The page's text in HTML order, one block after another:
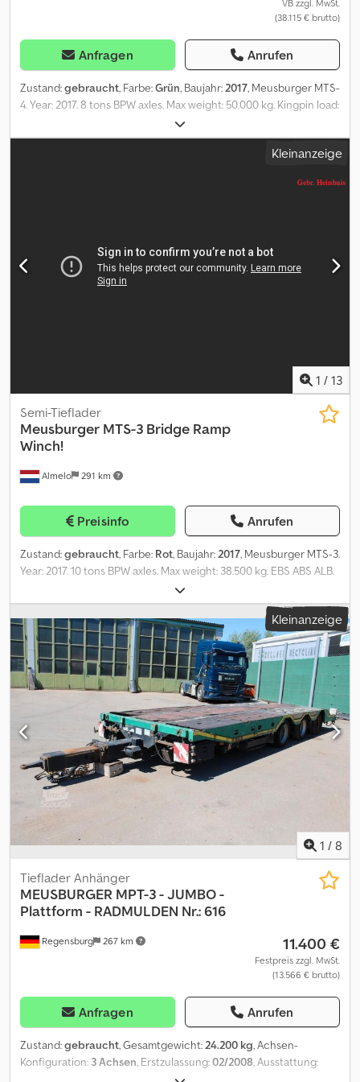
VB zzgl. MwSt.
(38.115 € brutto)
Anfragen Anrufen
Zustand:gebraucht, Farbe:Grün, Baujahr:2017, Meusburger MTS-
4. Year: 2017. 8 tons BPW axles. Max weight: 50.000 kg. Kingpin load:
18.000 kg. 4 meter extandable. EBS ABS ALB. Twistlocks.
Airsuspensions. 3th and 4th axles steering axles (nachlaufachsen).
Zink coated. Dimmensions: l: 3950 mm. W: 2550 mm. Dcsdpszn
mm. W: 2550 mm. H: 800 mm. Tyres: 205/65R17,5 70%. Mega -
negotiations preceding them. By any form of response you
accept the applicability of the General Terms and Conditions of
Heinhuis and you declare that you have taken note of these
Kleinanzeige
1 / 13
Almelo 291 km
Semi-Tieflader
Meusburger MTS-3 Bridge Ramp
Winch!
Preisinfo Anrufen
Zustand:gebraucht, Farbe: Rot, Baujahr:2017, Meusburger MTS-3.
Year: 2017. 10 tons BPW axles. Max weight: 38.500 kg. EBS ABS ALB.
Hydraulic from trailer works on NATO. Slitted floor. Hydraulic
bridge from floor - neck: - Lenght: 3450 mm. Winch. Hydr.
extandable Ramp. Airsuspension. 3th axle steering axle (nachlauf
gelenkt). Dimmensions: Neck: L: 3370 mm. W: 2550 mm. H: 1300 mm.
Kingpin height: 1150 mm. Floor: L: 7100 + 2750 mm. W: 2550 mm.
Dcjdpfxjzn Ng Hs Afdok H: 900 mm. Tyres: 235/75R17,5 50%.
German Trailer! ID NR: 528. The General Terms and Conditions of
Heinhuis are applicable to all adverts, offers and quotations by
Heinhuis, all agreements entered into by Heinhuis and the
negotiations preceding them. By any form of response you
accept the applicability of the General Terms and Conditions of
Heinhuis and you declare that you have taken note of these
General Terms and Conditions. Our prices are export netto
prices. = Weitere Informationen = Baujahr: 2017 zGG: 38.500 kg
Preis: Auf Anfrage = Firmeninformationen = Für mehr
Informationen:
Kleinanzeige
1 / 8
Regensburg 267 km
Tieflader Anhänger
MEUSBURGER MPT-3 - JUMBO -
Plattform - RADMULDEN Nr.: 616
11.400 €
Festpreis zzgl. MwSt.
(13.566 € brutto)
Anfragen Anrufen
Zustand:gebraucht, Gesamtgewicht:24.200 kg, Achsen-
Konfiguration: 3 Achsen, Erstzulassung:02/2008, Ausstattung:
, Fahrzeug-Ident-Nr.: W09PT300880M49616 Leergewicht: